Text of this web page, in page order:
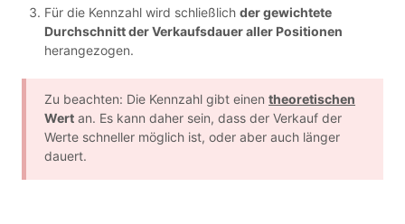
Für die Kennzahl wird schließlich der gewichtete
Durchschnitt der Verkaufsdauer aller Positionen
herangezogen.
Zu beachten: Die Kennzahl gibt einen theoretischen
Wert an. Es kann daher sein, dass der Verkauf der
Werte schneller möglich ist, oder aber auch länger
dauert.